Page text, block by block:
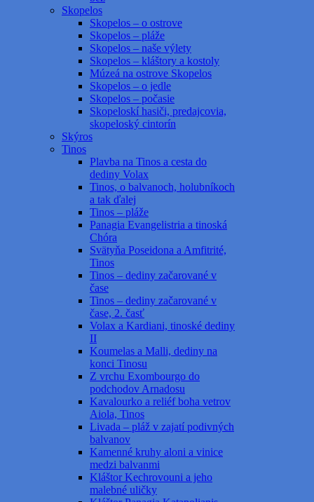
Skopelos
Skopelos – o ostrove
Skopelos – pláže
Skopelos – naše výlety
Skopelos – kláštory a kostoly
Múzeá na ostrove Skopelos
Skopelos – o jedle
Skopelos – počasie
Skopeloskí hasiči, predajcovia,
skopeloský cintorín
Skýros
Tinos
Plavba na Tinos a cesta do
dediny Volax
Tinos, o balvanoch, holubníkoch
a tak ďalej
Tinos – pláže
Panagia Evangelistria a tinoská
Chóra
Svätyňa Poseidona a Amfitrité,
Tinos
Tinos – dediny začarované v
čase
Tinos – dediny začarované v
čase, 2. časť
Volax a Kardiani, tinoské dediny
II
Koumelas a Malli, dediny na
konci Tinosu
Z vrchu Exombourgo do
podchodov Arnadosu
Kavalourko a reliéf boha vetrov
Aiola, Tinos
Livada – pláž v zajatí podivných
balvanov
Kamenné kruhy aloni a vinice
medzi balvanmi
Kláštor Kechrovouni a jeho
malebné uličky